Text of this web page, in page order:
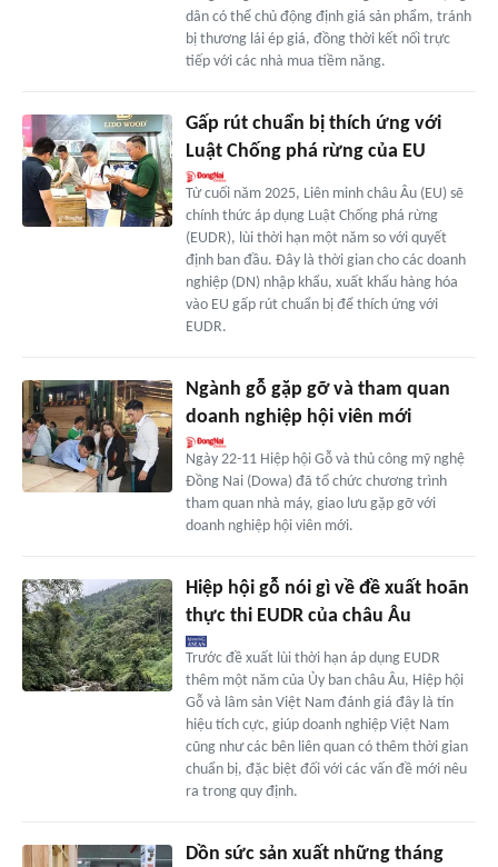
dân có thể chủ động định giá sản phẩm, tránh
bị thương lái ép giá, đồng thời kết nối trực
tiếp với các nhà mua tiềm năng.
Gấp rút chuẩn bị thích ứng với
Luật Chống phá rừng của EU
Từ cuối năm 2025, Liên minh châu Âu (EU) sẽ
chính thức áp dụng Luật Chống phá rừng
(EUDR), lùi thời hạn một năm so với quyết
định ban đầu. Đây là thời gian cho các doanh
nghiệp (DN) nhập khẩu, xuất khẩu hàng hóa
vào EU gấp rút chuẩn bị để thích ứng với
EUDR.
Ngành gỗ gặp gỡ và tham quan
doanh nghiệp hội viên mới
Ngày 22-11 Hiệp hội Gỗ và thủ công mỹ nghệ
Đồng Nai (Dowa) đã tổ chức chương trình
tham quan nhà máy, giao lưu gặp gỡ với
doanh nghiệp hội viên mới.
Hiệp hội gỗ nói gì về đề xuất hoãn
thực thi EUDR của châu Âu
Trước đề xuất lùi thời hạn áp dụng EUDR
thêm một năm của Ủy ban châu Âu, Hiệp hội
Gỗ và lâm sản Việt Nam đánh giá đây là tín
hiệu tích cực, giúp doanh nghiệp Việt Nam
cũng như các bên liên quan có thêm thời gian
chuẩn bị, đặc biệt đối với các vấn đề mới nêu
ra trong quy định.
Dồn sức sản xuất những tháng